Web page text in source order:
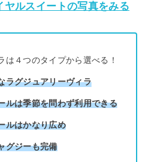
ヤルスイートの写真をみる
は４つのタイプから選べる！
ラグジュアリーヴィラ
ルは季節を問わず利用できる
ルはかなり広め
グジーも完備